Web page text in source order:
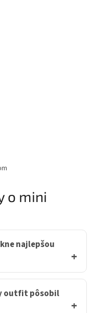
o mini
najlepšou
outfit pôsobil